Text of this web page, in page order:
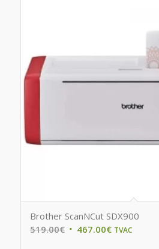
Brother ScanNCut SDX900
519.00€ Original
467.00€Current
TVAC